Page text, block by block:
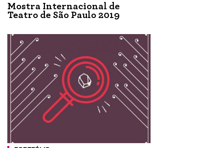
Mostra Internacional de
Teatro de São Paulo 2019